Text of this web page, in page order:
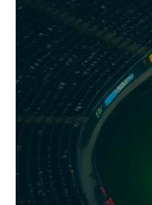
©2025 Meu Anúncio